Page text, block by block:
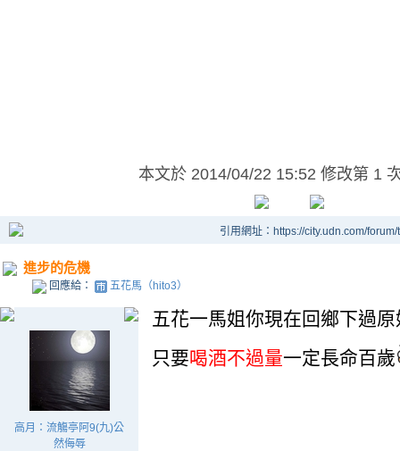
本文於 2014/04/22 15:52 修改第 1
引用網址：https://city.udn.com/
進步的危機
回應給： 五花馬（hito3）
高月：流觴亭阿9(九)公
然侮辱
五花一馬姐你現在回鄉下過
只要喝酒不過量一定長命百歲